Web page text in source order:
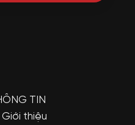
TIN
Giới thiệu